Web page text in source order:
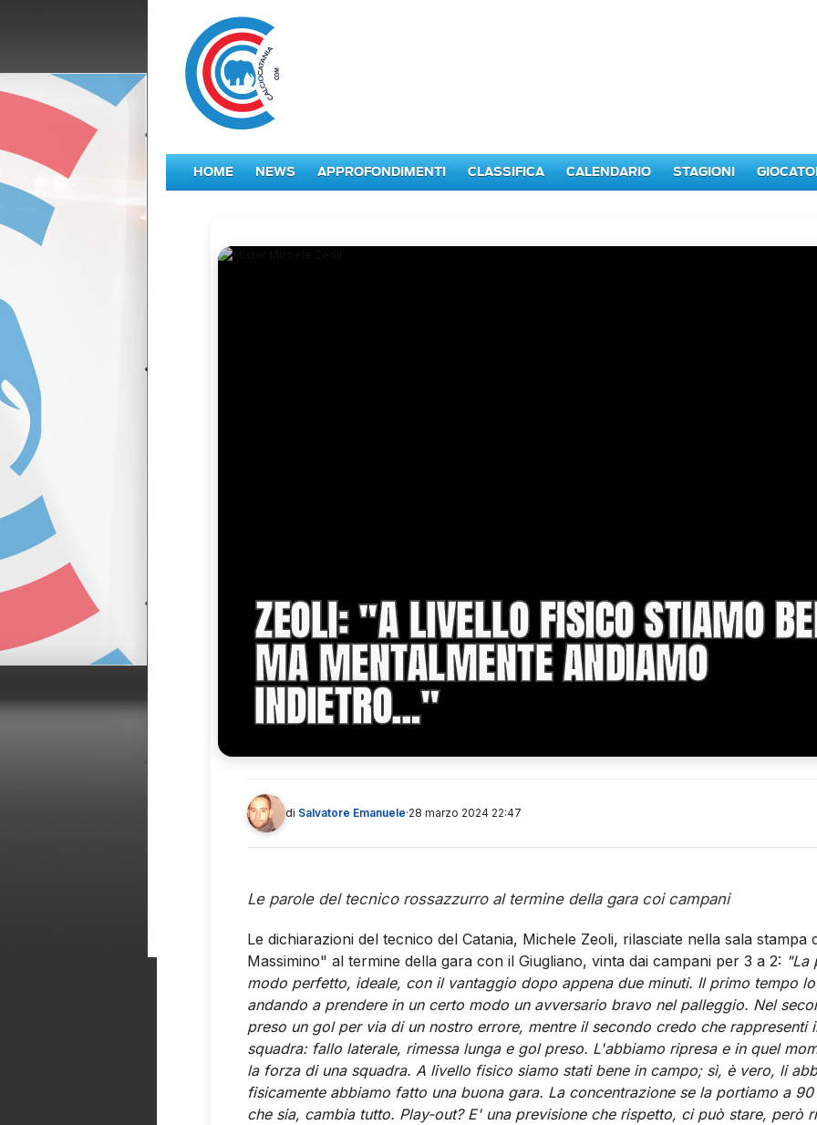
HOME NEWS APPROFONDIMENTI CLASSIFICA CALENDARIO STAGIONI
ZEOLI: ''A LIVELLO FISICO STIAMO
MA MENTALMENTE ANDIAMO
INDIETRO...''
di Salvatore Emanuele·28 marzo 2024 22:47
Le parole del tecnico rossazzurro al termine della gara coi campani
Le dichiarazioni del tecnico del Catania, Michele Zeoli, rilasciate nella sala stampa
Massimino" al termine della gara con il Giugliano, vinta dai campani per 3 a 2: "La
modo perfetto, ideale, con il vantaggio dopo appena due minuti. Il primo tempo
andando a prendere in un certo modo un avversario bravo nel palleggio. Nel
preso un gol per via di un nostro errore, mentre il secondo credo che rappresenti
squadra: fallo laterale, rimessa lunga e gol preso. L'abbiamo ripresa e in quel
la forza di una squadra. A livello fisico siamo stati bene in campo; sì, è vero, li
fisicamente abbiamo fatto una buona gara. La concentrazione se la portiamo a
che sia, cambia tutto. Play-out? E' una previsione che rispetto, ci può stare, però